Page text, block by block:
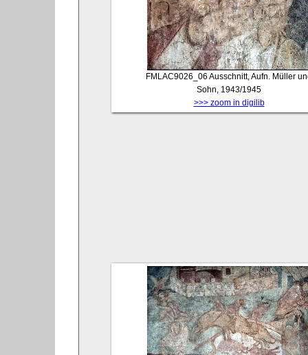
FMLAC9026_06 Ausschnitt, Aufn. Müller
Sohn, 1943/1945
>>> zoom in digilib